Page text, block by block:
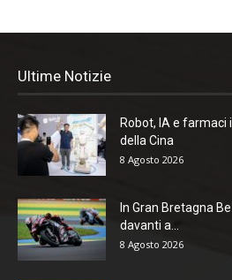
Ultime Notizie
Robot, IA e farmaci
della Cina
8 Agosto 2026
In Gran Bretagna
davanti a...
8 Agosto 2026